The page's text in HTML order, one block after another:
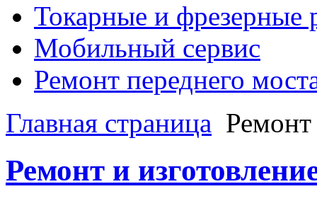
Токарные и фрезерные
Мобильный сервис
Ремонт переднего
Главная страница Ремонт
Ремонт и